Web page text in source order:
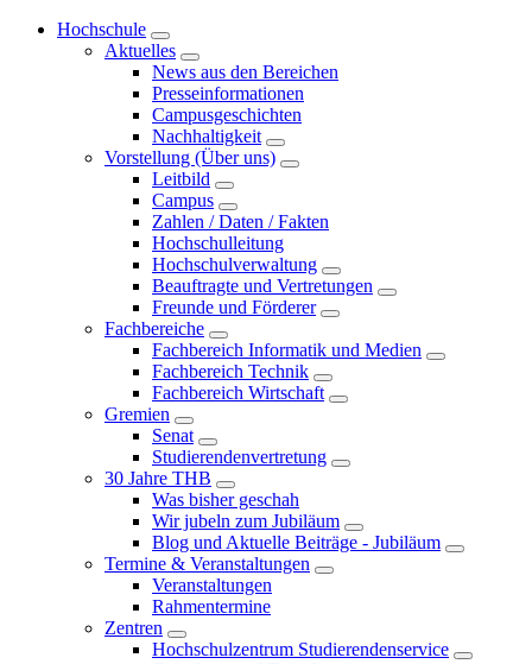
Hochschule
Aktuelles
News aus den Bereichen
Presseinformationen
Campusgeschichten
Nachhaltigkeit
Vorstellung (Über uns)
Leitbild
Campus
Zahlen / Daten / Fakten
Hochschulleitung
Hochschulverwaltung
Beauftragte und Vertretungen
Freunde und Förderer
Fachbereiche
Fachbereich Informatik und Medien
Fachbereich Technik
Fachbereich Wirtschaft
Gremien
Senat
Studierendenvertretung
30 Jahre THB
Was bisher geschah
Wir jubeln zum Jubiläum
Blog und Aktuelle Beiträge - Jubiläum
Termine & Veranstaltungen
Veranstaltungen
Rahmentermine
Zentren
Hochschulzentrum Studierendenservice